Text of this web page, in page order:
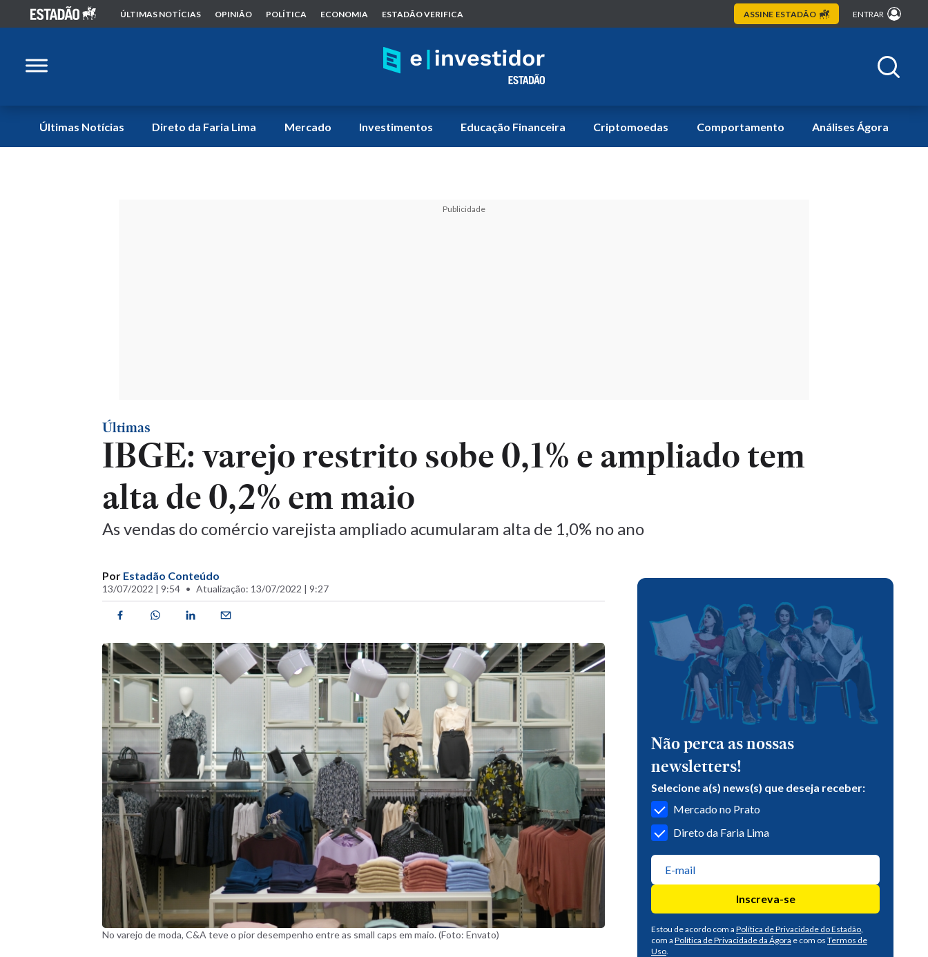
ÚLTIMAS NOTÍCIAS OPINIÃO POLÍTICA ECONOMIA ESTADÃO VERIFICA ASSINE ESTADÃO ENTRAR
Últimas Notícias Direto da Faria Lima Mercado Investimentos Educação Financeira Criptomoedas Comportamento Análises Ágora
Publicidade
Últimas
IBGE: varejo restrito sobe 0,1% e ampliado tem
alta de 0,2% em maio
As vendas do comércio varejista ampliado acumularam alta de 1,0% no ano
Por Estadão Conteúdo
13/07/2022 | 9:54 Atualização: 13/07/2022 | 9:27
No varejo de moda, C&A teve o pior desempenho entre as small caps em maio. (Foto: Envato)
Não perca as nossas
newsletters!
Selecione a(s) news(s) que deseja receber:
Mercado no Prato
Direto da Faria Lima
Inscreva-se
Estou de acordo com a Política de Privacidade do Estadão
com a Política de Privacidade da Ágora e com os Termos de
Uso